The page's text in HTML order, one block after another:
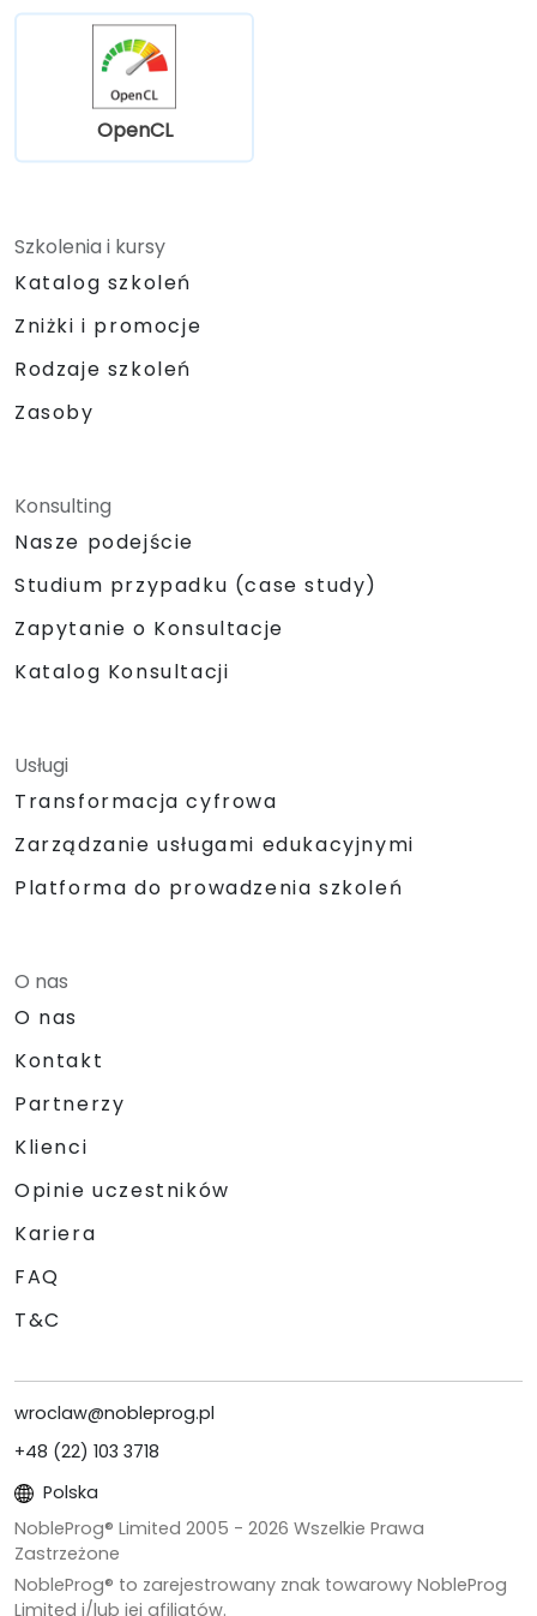
OpenCL
Szkolenia i kursy
Katalog szkoleń
Zniżki i promocje
Rodzaje szkoleń
Zasoby
Konsulting
Nasze podejście
Studium przypadku (case study)
Zapytanie o Konsultacje
Katalog Konsultacji
Usługi
Transformacja cyfrowa
Zarządzanie usługami edukacyjnymi
Platforma do prowadzenia szkoleń
O nas
O nas
Kontakt
Partnerzy
Klienci
Opinie uczestników
Kariera
FAQ
T&C
wroclaw@nobleprog.pl
+48 (22) 103 3718
Polska
NobleProg® Limited 2005 - 2026 Wszelkie Prawa
Zastrzeżone
NobleProg® to zarejestrowany znak towarowy NobleProg
Limited i/lub jej afiliatów.